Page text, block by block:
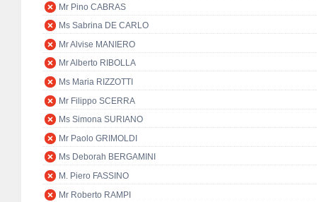
Mr Pino CABRAS
Ms Sabrina DE CARLO
Mr Alvise MANIERO
Mr Alberto RIBOLLA
Ms Maria RIZZOTTI
Mr Filippo SCERRA
Ms Simona SURIANO
Mr Paolo GRIMOLDI
Ms Deborah BERGAMINI
M. Piero FASSINO
Mr Roberto RAMPI